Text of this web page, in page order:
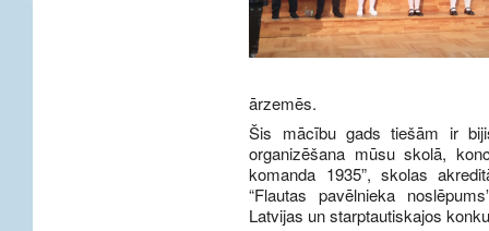
ārzemēs.
Šis mācību gads tiešām ir
organizēšana mūsu skolā,
komanda 1935”, skolas
“Flautas pavēlnieka
Latvijas un starptautiskajos